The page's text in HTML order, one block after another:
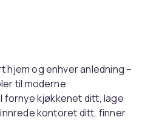
hjem og enhver anledning –
til moderne
fornye kjøkkenet ditt, lage
kontoret ditt, finner